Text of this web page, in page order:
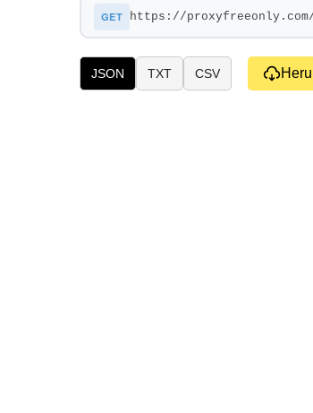
GET
JSON TXT CSV